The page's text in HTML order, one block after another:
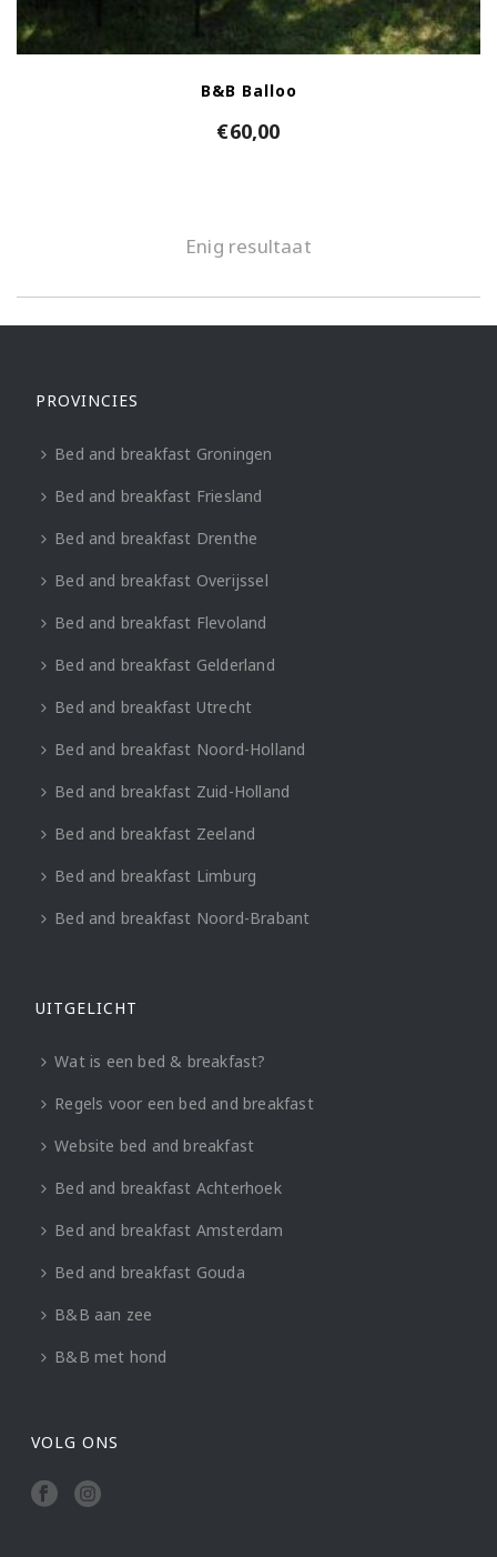
B&B Balloo
€60,00
Enig resultaat
PROVINCIES
Bed and breakfast Groningen
Bed and breakfast Friesland
Bed and breakfast Drenthe
Bed and breakfast Overijssel
Bed and breakfast Flevoland
Bed and breakfast Gelderland
Bed and breakfast Utrecht
Bed and breakfast Noord-Holland
Bed and breakfast Zuid-Holland
Bed and breakfast Zeeland
Bed and breakfast Limburg
Bed and breakfast Noord-Brabant
UITGELICHT
Wat is een bed & breakfast?
Regels voor een bed and breakfast
Website bed and breakfast
Bed and breakfast Achterhoek
Bed and breakfast Amsterdam
Bed and breakfast Gouda
B&B aan zee
B&B met hond
VOLG ONS